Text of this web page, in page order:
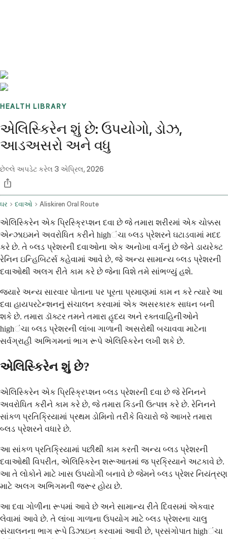
HEALTH LIBRARY
એલિસ્કિરેન શું છે: ઉપયોગો, ડોઝ,
આડઅસરો અને વધુ
છેલ્લે અપડેટ કરેલ 3 એપ્રિલ, 2026
ઘર દવાઓ Aliskiren Oral Route
એલિસ્કિરેન એક પ્રિસ્ક્રિપ્શન દવા છે જે તમારા શરીરમાં એક ચોક્કસ
એન્ઝાઇમને અવરોધિત કરીને highંચા બ્લડ પ્રેશરને ઘટાડવામાં મદદ
કરે છે. તે બ્લડ પ્રેશરની દવાઓના એક અનોખા વર્ગનું છે જેને ડાયરેક્ટ
રેનિન ઇન્હિબિટર્સ કહેવામાં આવે છે, જે અન્ય સામાન્ય બ્લડ પ્રેશરની
દવાઓથી અલગ રીતે કામ કરે છે જેના વિશે તમે સાંભળ્યું હશે.
જ્યારે અન્ય સારવાર પોતાના પર પૂરતા પ્રમાણમાં કામ ન કરે ત્યારે આ
દવા હાયપરટેન્શનનું સંચાલન કરવામાં એક અસરકારક સાધન બની
શકે છે. તમારા ડૉક્ટર તમને તમારા હૃદય અને રક્તવાહિનીઓને
highંચા બ્લડ પ્રેશરની લાંબા ગાળાની અસરોથી બચાવવા માટેના
સર્વગ્રાહી અભિગમનાં ભાગ રૂપે એલિસ્કિરેન લખી શકે છે.
એલિસ્કિરેન શું છે?
એલિસ્કિરેન એક પ્રિસ્ક્રિપ્શન બ્લડ પ્રેશરની દવા છે જે રેનિનને
અવરોધિત કરીને કામ કરે છે, જે તમારા કિડની ઉત્પન્ન કરે છે. રેનિનને
સાંકળ પ્રતિક્રિયામાં પ્રથમ ડોમિનો તરીકે વિચારો જે આખરે તમારા
બ્લડ પ્રેશરને વધારે છે.
આ સાંકળ પ્રતિક્રિયામાં પછીથી કામ કરતી અન્ય બ્લડ પ્રેશરની
દવાઓથી વિપરીત, એલિસ્કિરેન શરૂઆતમાં જ પ્રક્રિયાને અટકાવે છે.
આ તે લોકોને માટે ખાસ ઉપયોગી બનાવે છે જેમને બ્લડ પ્રેશર નિયંત્રણ
માટે અલગ અભિગમની જરૂર હોય છે.
આ દવા ગોળીના રૂપમાં આવે છે અને સામાન્ય રીતે દિવસમાં એકવાર
લેવામાં આવે છે. તે લાંબા ગાળાના ઉપયોગ માટે બ્લડ પ્રેશરના ચાલુ
સંચાલનના ભાગ રૂપે ડિઝાઇન કરવામાં આવી છે, પ્રસંગોપાત highંચા